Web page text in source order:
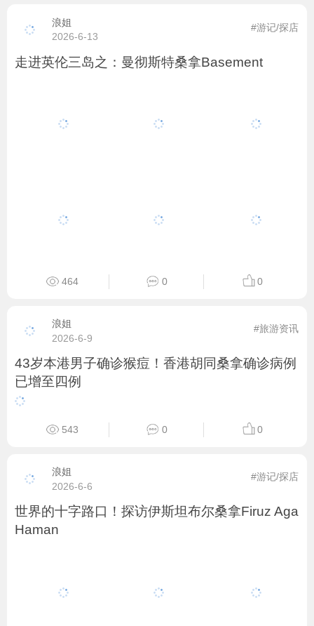
浪姐
2026-6-13
#游记/探店
走进英伦三岛之：曼彻斯特桑拿Basement
464 0 0
浪姐
2026-6-9
#旅游资讯
43岁本港男子确诊猴痘！香港胡同桑拿确诊病例
已增至四例
543 0 0
浪姐
2026-6-6
#游记/探店
世界的十字路口！探访伊斯坦布尔桑拿Firuz Aga
Haman